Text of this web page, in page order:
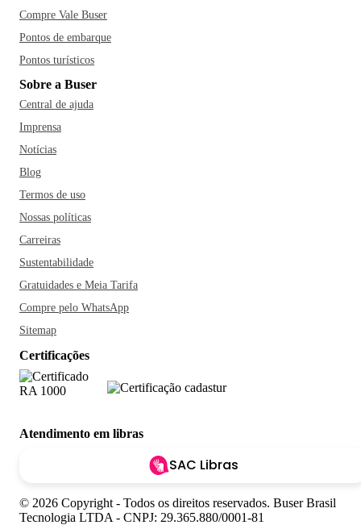
Compre Vale Buser
Pontos de embarque
Pontos turísticos
Sobre a Buser
Central de ajuda
Imprensa
Notícias
Blog
Termos de uso
Nossas políticas
Carreiras
Sustentabilidade
Gratuidades e Meia Tarifa
Compre pelo WhatsApp
Sitemap
Certificações
Atendimento em libras
SAC Libras
© 2026 Copyright - Todos os direitos reservados. Buser Brasil
Tecnologia LTDA - CNPJ: 29.365.880/0001-81